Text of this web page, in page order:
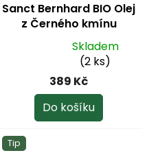
Sanct Bernhard BIO Olej
z Černého kmínu
lisovaný za studena
250 ml
produktu
z
5
Skladem
(2 ks)
389 Kč
Do košíku
Tip